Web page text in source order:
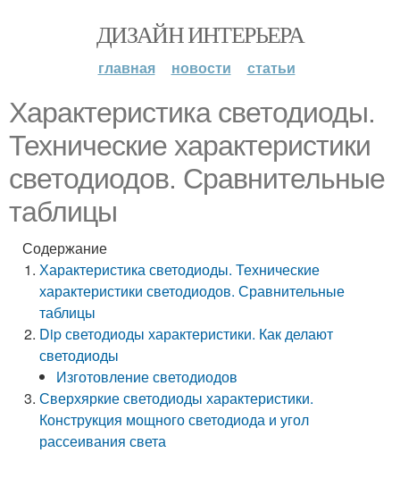
ДИЗАЙН ИНТЕРЬЕРА
главная новости статьи
Характеристика светодиоды.
Технические характеристики
светодиодов. Сравнительные
таблицы
Содержание
Характеристика светодиоды. Технические
характеристики светодиодов. Сравнительные
таблицы
Dip светодиоды характеристики. Как делают
светодиоды
Изготовление светодиодов
Сверхяркие светодиоды характеристики.
Конструкция мощного светодиода и угол
рассеивания света